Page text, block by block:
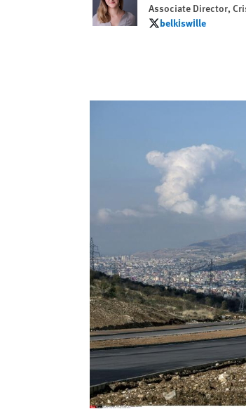
Associate Director,
belkiswille
belkiswille